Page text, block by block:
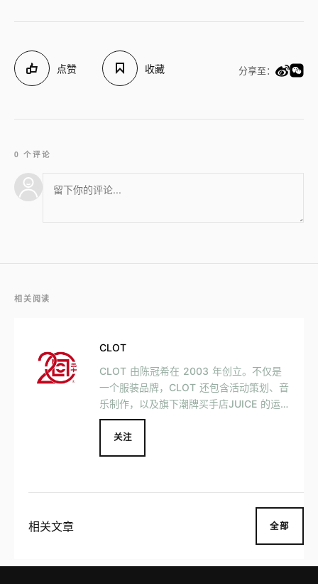
点赞 收藏 分享至：
0 个评论
相关阅读
CLOT
CLOT 由陈冠希在 2003 年创立。不仅是
一个服装品牌，CLOT 还包含活动策划、音
乐制作，以及旗下潮牌买手店JUICE 的运
营。 CLOT 以「凝结」为关键词，希望用
创新的方式将东西方文化结合，并成为了首
个与国际知名品牌如 Disney、Nike、Ralp
关注
相关文章 全部